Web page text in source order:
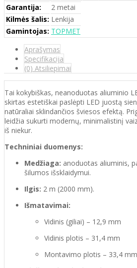
Garantija:
2 metai
Kilmės šalis: Lenkija
Gamintojas: TOPMET
Aprašymas
Specifikacija
(0) Atsiliepimai
Tai kokybiškas, neanoduotas aliuminio
skirtas estetiškai paslėpti LED juostą
natūraliai sklindančios šviesos efektą.
leidžia sukurti modernų, minimalistinį
iš niekur.
Techniniai duomenys:
Medžiaga: anoduotas aliuminis,
šilumos išsklaidymui.
Ilgis: 2 m (2000 mm).
Išmatavimai:
Vidinis (giliai) – 12,9 mm
Vidinis plotis – 31,4 mm
Montavimo plotis – 33,4